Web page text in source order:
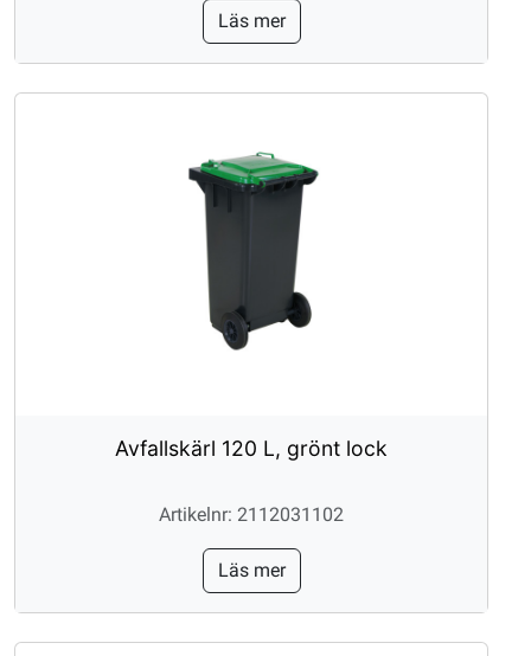
Läs mer
Avfallskärl 120 L, grönt lock
Artikelnr: 2112031102
Läs mer